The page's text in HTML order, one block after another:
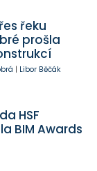
řeku
prošla
| Libor Běčák
HSF
BIM Awards